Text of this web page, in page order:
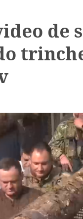
de
la historia de
la cronista Minerva
ADMIN JULIO 31, 2026